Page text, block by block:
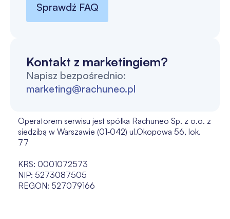
Sprawdź FAQ
Kontakt z marketingiem?
Napisz bezpośrednio:
marketing@rachuneo.pl
Operatorem serwisu jest spółka Rachuneo Sp. z o.o. z
siedzibą w Warszawie (01‑042) ul.Okopowa 56, lok.
77
KRS: 0001072573
NIP: 5273087505
REGON: 527079166